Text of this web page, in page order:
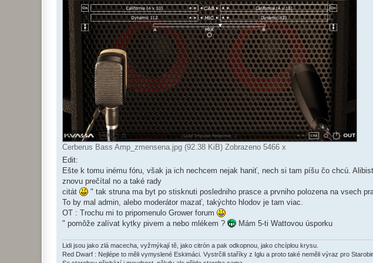
Cerberus Bass Amp_zmensena.jpg (92.38 KiB) Zobrazeno 5466 x
Edit:
Ešte k tomu inému fóru, však ja ich nechcem nejak haniť, nech si tam píšu čo chcú.
znovu prečítal no a také rady
citát
" tak struna ma byt po stisknuti posledniho prasce a prvniho polozena na vsech
To by mal admin, alebo moderátor mazať, takýchto hlodov je tam viac.
OT : Trochu mi to pripomenulo Grower forum
" pomôže zalívat kytky pivem a nebo mlékem ?
Mám 5-ti Wattovou úsporku
Lidi jsou jako zlá macecha, vyžmýkají tě, jako citrón a pak odkopnou, jako chcíplou krysu.
Red Dwarf : Nejlépe to měli vymyslené Eskimáci. Vystrčili staříky z Iglu a proto také neměli výraz pro